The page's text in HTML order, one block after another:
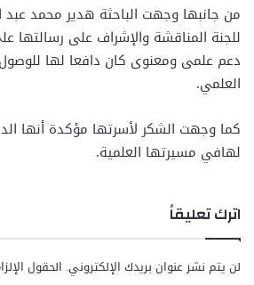
من جانبها وجهت الباحثة هدير محمد عبد
للجنة المناقشة والإشراف على رسالتها
دعم علمى ومعنوى كان دافعا لها
العلمي.
كما وجهت الشكر لأسرتها مؤكدة أنها
لهافي مسيرتها العلمية.
اترك تعليقاً
لن يتم نشر عنوان بريدك الإلكتروني. الحقول